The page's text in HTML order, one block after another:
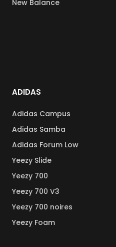
New Balance
ADIDAS
Adidas Campus
Adidas Samba
Adidas Forum Low
Yeezy Slide
Yeezy 700
Yeezy 700 V3
Yeezy 700 noires
Yeezy Foam